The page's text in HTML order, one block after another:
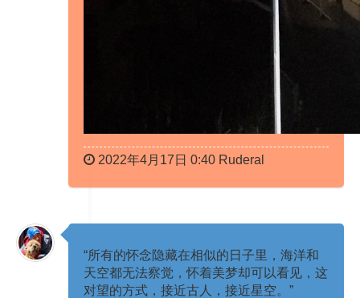
2022年4月17日 0:40 Ruderal
“所有的怀念隐藏在相似的日子里，海洋和
天空都无法察觉，怀着美梦却可以看见，这
对望的方式，接近古人，接近星空。” ​​​